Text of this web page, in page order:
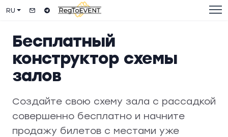
RU
Бесплатный
конструктор схемы
залов
Создайте свою схему зала с рассадкой
совершенно бесплатно и начните
продажу билетов с местами уже